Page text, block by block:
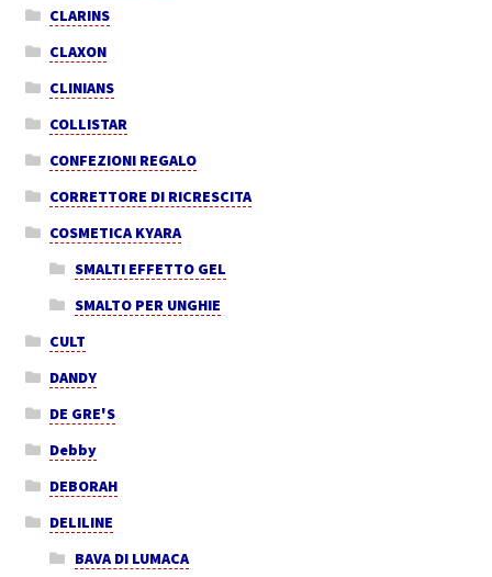
CLARINS
CLAXON
CLINIANS
COLLISTAR
CONFEZIONI REGALO
CORRETTORE DI RICRESCITA
COSMETICA KYARA
SMALTI EFFETTO GEL
SMALTO PER UNGHIE
CULT
DANDY
DE GRE'S
Debby
DEBORAH
DELILINE
BAVA DI LUMACA